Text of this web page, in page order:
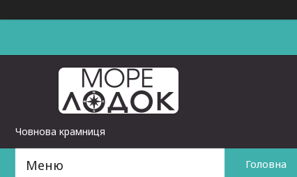
Човнова крамниця
Головна